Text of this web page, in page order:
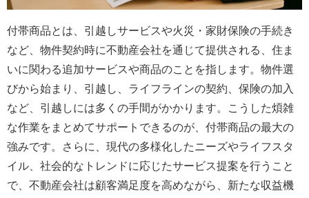
付帯商品とは、引越しサービスや火災・家財保険の手続き
など、物件契約時に不動産会社を通じて提供される、住ま
いに関わる追加サービスや商品のことを指します。物件選
びから始まり、引越し、ライフラインの契約、保険の加入
など、引越しには多くの手間がかかります。こうした煩雑
な作業をまとめてサポートできるのが、付帯商品の最大の
強みです。さらに、現代の多様化したニーズやライフスタ
イル、社会的なトレンドに応じたサービス提案を行うこと
で、不動産会社は顧客満足度を高めながら、新たな収益機